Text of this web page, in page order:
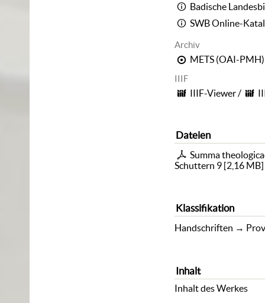
Badische
SWB Online-
Archiv
METS (OAI-PMH)
IIIF
IIIF-Viewer/
Dateien
Summa
Schuttern 9 [2,16 MB]
Klassifikation
Handschriften →
Inhalt
Inhalt des Werkes